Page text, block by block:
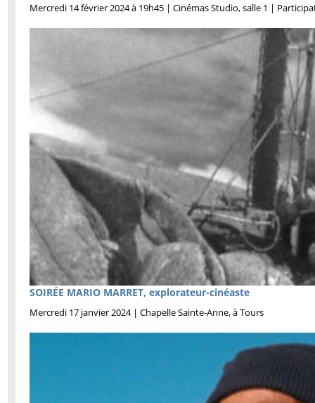
Mercredi 14 février 2024 à 19h45 | Cinémas Studio, salle 1 |
SOIRÉE MARIO MARRET, explorateur-cinéaste
Mercredi 17 janvier 2024 | Chapelle Sainte-Anne, à Tours